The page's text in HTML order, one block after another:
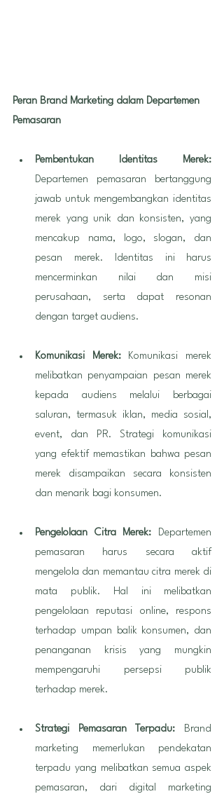
Peran Brand Marketing dalam Departemen
Pemasaran
Pembentukan Identitas Merek:
Departemen pemasaran bertanggung
jawab untuk mengembangkan identitas
merek yang unik dan konsisten, yang
mencakup nama, logo, slogan, dan
pesan merek. Identitas ini harus
mencerminkan nilai dan misi
perusahaan, serta dapat resonan
dengan target audiens.
Komunikasi Merek: Komunikasi merek
melibatkan penyampaian pesan merek
kepada audiens melalui berbagai
saluran, termasuk iklan, media sosial,
event, dan PR. Strategi komunikasi
yang efektif memastikan bahwa pesan
merek disampaikan secara konsisten
dan menarik bagi konsumen.
Pengelolaan Citra Merek:
Departemen
pemasaran harus secara aktif
mengelola dan memantau citra merek di
mata publik. Hal ini melibatkan
pengelolaan reputasi online, respons
terhadap umpan balik konsumen, dan
penanganan krisis yang mungkin
mempengaruhi persepsi publik
terhadap merek.
Strategi Pemasaran Terpadu:
Brand
marketing memerlukan pendekatan
terpadu yang melibatkan semua aspek
pemasaran, dari digital marketing